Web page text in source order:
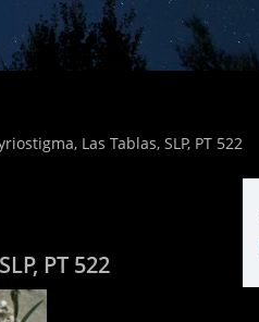
Las Tablas, SLP, PT 522
PT 522